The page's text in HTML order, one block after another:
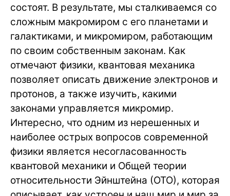
состоят. В результате, мы сталкиваемся со
сложным макромиром с его планетами и
галактиками, и микромиром, работающим
по своим собственным законам. Как
отмечают физики, квантовая механика
позволяет описать движение электронов и
протонов, а также изучить, какими
законами управляется микромир.
Интересно, что одним из нерешенных и
наиболее острых вопросов современной
физики является несогласованность
квантовой механики и Общей теории
относительности Эйнштейна (ОТО), которая